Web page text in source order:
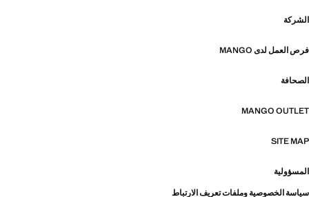
الشركة
فرص العمل لدى MANGO
الصحافة
MANGO OUTLET
SITE MAP
المسؤولية
سياسة الخصوصية وملفات تعريف الارتباط